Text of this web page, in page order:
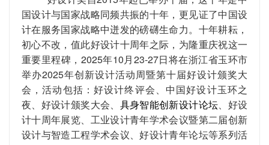
国设计与国家战略同频共振的十年，更见证了中国设
计在服务国家战略中迸发的磅礴生命力。十年耕耘，
初心不改，值此好设计十周年之际，为隆重庆祝这一
重要里程碑，2025年10月23-27日将在浙江省玉环市
举办2025年创新设计活动周暨第十届好设计颁奖大
会，活动包括：好设计终评会、中国好设计玉环之
夜、好设计颁奖大会、 具身智能创新设计论坛、好设
计十周年展览、工业设计青年学术会议暨第二届创新
设计与智造工程学术会议、好设计青年论坛等系列活